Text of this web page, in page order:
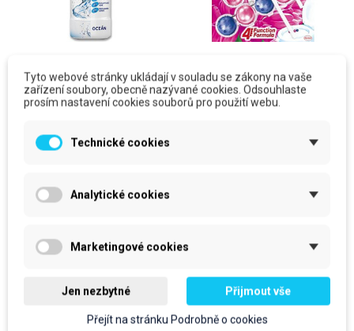
Savo WC čistič ocean,
modrý, 750ml
Skladem
59 Kč
Do košíku
WC blok BREF Power
Active flower 50g,
bal./3ks
Očekáváme dodání zboží
Tyto webové stránky ukládají v souladu se zákony na vaše
zařízení soubory, obecně nazývané cookies. Odsouhlaste
prosím nastavení cookies souborů pro použití webu.
Technické cookies
Analytické cookies
Marketingové cookies
Jen nezbytné Přijmout vše
Přejít na stránku Podrobně o cookies